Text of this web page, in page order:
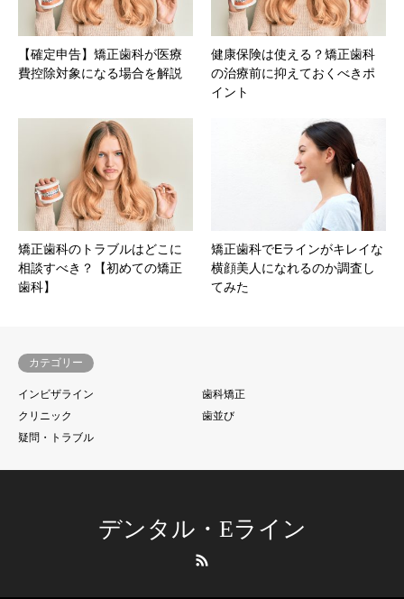
【確定申告】矯正歯科が医療
費控除対象になる場合を解説
健康保険は使える？矯正歯科
の治療前に抑えておくべきポ
イント
矯正歯科のトラブルはどこに
相談すべき？【初めての矯正
歯科】
矯正歯科でEラインがキレイな
横顔美人になれるのか調査し
てみた
カテゴリー
インビザライン
歯科矯正
クリニック
歯並び
疑問・トラブル
デンタル・Eライン